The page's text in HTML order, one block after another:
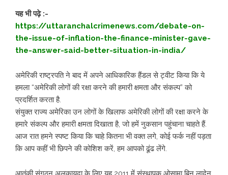
यह भी पढ़े :-
https://uttaranchalcrimenews.com/debate-on-
the-issue-of-inflation-the-finance-minister-gave-
the-answer-said-better-situation-in-india/
अमेरिकी राष्ट्रपति ने बाद में अपने आधिकारिक हैंडल से ट्वीट किया कि ये
हमला “अमेरिकी लोगों की रक्षा करने की हमारी क्षमता और संकल्प” को
प्रदर्शित करता है.
संयुक्त राज्य अमेरिका उन लोगों के खिलाफ अमेरिकी लोगों की रक्षा करने के
हमारे संकल्प और हमारी क्षमता दिखाता है, जो हमें नुकसान पहुंचाना चाहते हैं.
आज रात हमने स्पष्ट किया कि चाहे कितना भी वक्त लगे, कोई फर्क नहीं पड़ता
कि आप कहीं भी छिपने की कोशिश करें, हम आपको ढूंढ लेंगे.